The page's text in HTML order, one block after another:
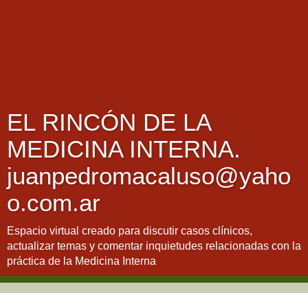
EL RINCÓN DE LA
MEDICINA INTERNA.
juanpedromacaluso@yaho
o.com.ar
Espacio virtual creado para discutir casos clínicos,
actualizar temas y comentar inquietudes relacionadas con la
práctica de la Medicina Interna